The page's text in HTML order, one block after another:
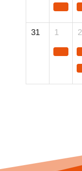
31 1 2